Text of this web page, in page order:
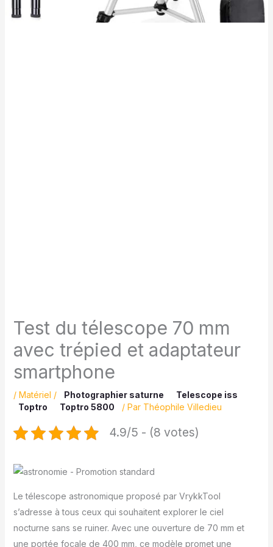
Test du télescope 70 mm
avec trépied et adaptateur
smartphone
/ Matériel / Photographier saturne
Telescope iss
Toptro
Toptro 5800 / Par Théophile Villedieu
4.9/5 - (8 votes)
Le télescope astronomique proposé par VrykkTool
s’adresse à tous ceux qui souhaitent explorer le ciel
nocturne sans se ruiner. Avec une ouverture de 70 mm et
une portée focale de 400 mm, ce modèle promet une